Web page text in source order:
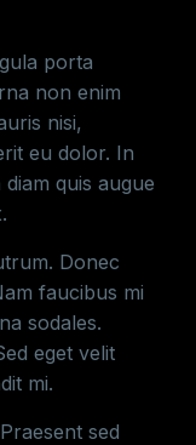
porta
non enim
nisi,
eu dolor. In
quis augue
Donec
faucibus mi
sodales.
eget velit
mi.
sed